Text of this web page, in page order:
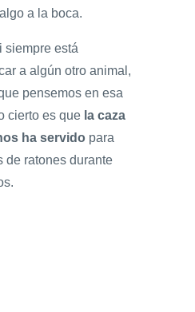
a la boca.
siempre está
a algún otro animal,
pensemos en esa
cierto es que la caza
ha servido para
de ratones durante